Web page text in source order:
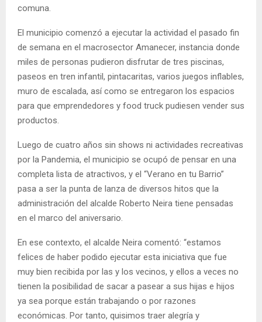
comuna.
El municipio comenzó a ejecutar la actividad el pasado fin
de semana en el macrosector Amanecer, instancia donde
miles de personas pudieron disfrutar de tres piscinas,
paseos en tren infantil, pintacaritas, varios juegos inflables,
muro de escalada, así como se entregaron los espacios
para que emprendedores y food truck pudiesen vender sus
productos.
Luego de cuatro años sin shows ni actividades recreativas
por la Pandemia, el municipio se ocupó de pensar en una
completa lista de atractivos, y el “Verano en tu Barrio”
pasa a ser la punta de lanza de diversos hitos que la
administración del alcalde Roberto Neira tiene pensadas
en el marco del aniversario.
En ese contexto, el alcalde Neira comentó: “estamos
felices de haber podido ejecutar esta iniciativa que fue
muy bien recibida por las y los vecinos, y ellos a veces no
tienen la posibilidad de sacar a pasear a sus hijas e hijos
ya sea porque están trabajando o por razones
económicas. Por tanto, quisimos traer alegría y